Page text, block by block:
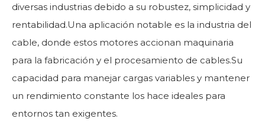
diversas industrias debido a su robustez, simplicidad y
rentabilidad.Una aplicación notable es la industria del
cable, donde estos motores accionan maquinaria
para la fabricación y el procesamiento de cables.Su
capacidad para manejar cargas variables y mantener
un rendimiento constante los hace ideales para
entornos tan exigentes.